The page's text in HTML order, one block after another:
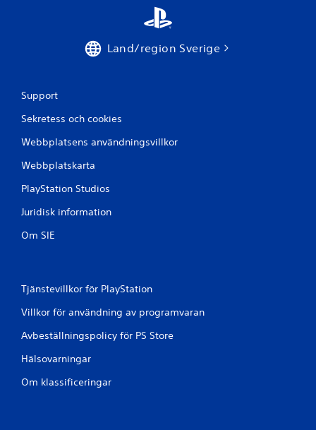
Land/region Sverige
Support
Sekretess och cookies
Webbplatsens användningsvillkor
Webbplatskarta
PlayStation Studios
Juridisk information
Om SIE
Tjänstevillkor för PlayStation
Villkor för användning av programvaran
Avbeställningspolicy för PS Store
Hälsovarningar
Om klassificeringar